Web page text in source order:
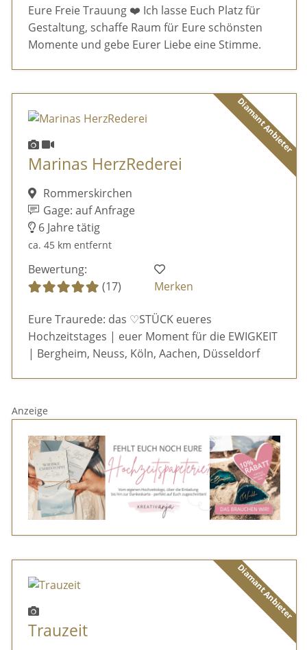
Eure Freie Trauung ❤️ Ich lasse Euch Platz für
Gestaltung, schaffe Raum für Eure schönsten
Momente und gebe Eurer Liebe eine Stimme.
Diamant Anbieter
Marinas HerzRederei
Rommerskirchen
Gage: auf Anfrage
6 Jahre tätig
ca. 45 km entfernt
Bewertung:
(17)
Merken
Eure Traurede: das ♡STÜCK eueres
Hochzeitstages | euer Moment für die EWIGKEIT
| Bergheim, Neuss, Köln, Aachen, Düsseldorf
Anzeige
Diamant Anbieter
Trauzeit